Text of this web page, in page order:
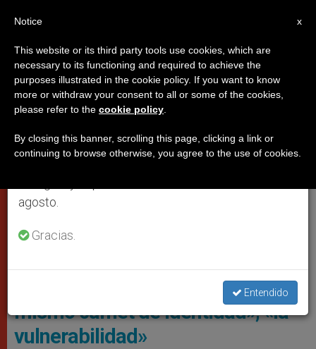
PAPAS
Visita Del Papa A La Ciudadela De La Caridad De Roma © Vatican
Cáritas de Roma: Tenemos «el
mismo carnet de identidad», «la
vulnerabilidad»
×
Aviso importante
Del 27 de julio al 7 de agosto haremos la pausa
anual, aprovechando que en el periodo de verano
se generan menos informaciones y también el
agosto.
Gracias.
Entendido
x
Notice
This website or its third party tools use cookies, which are
necessary to its functioning and required to achieve the
purposes illustrated in the cookie policy. If you want to know
more or withdraw your consent to all or some of the cookies,
please refer to the cookie policy
By closing this banner, scrolling this page, clicking a link or
continuing to browse otherwise, you agree to the use of cookies.